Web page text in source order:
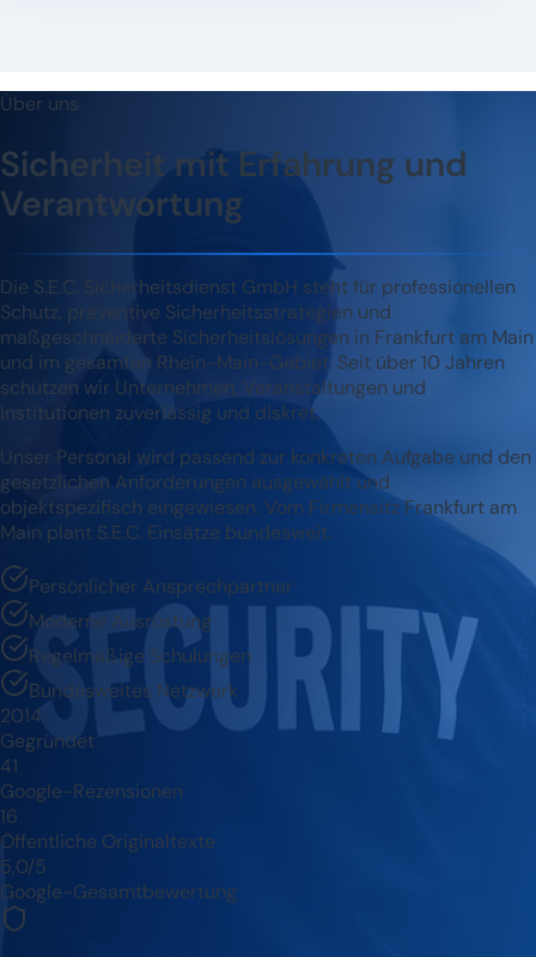
Über uns
Sicherheit mit Erfahrung und
Verantwortung
Die S.E.C. Sicherheitsdienst GmbH steht für professionellen
Schutz, präventive Sicherheitsstrategien und
maßgeschneiderte Sicherheitslösungen in Frankfurt am Main
und im gesamten Rhein-Main-Gebiet. Seit über 10 Jahren
schützen wir Unternehmen, Veranstaltungen und
Institutionen zuverlässig und diskret.
Unser Personal wird passend zur konkreten Aufgabe und den
gesetzlichen Anforderungen ausgewählt und
objektspezifisch eingewiesen. Vom Firmensitz Frankfurt am
Main plant S.E.C. Einsätze bundesweit.
Persönlicher Ansprechpartner
Moderne Ausrüstung
Regelmäßige Schulungen
Bundesweites Netzwerk
2014
Gegründet
41
Google-Rezensionen
16
Öffentliche Originaltexte
5,0/5
Google-Gesamtbewertung